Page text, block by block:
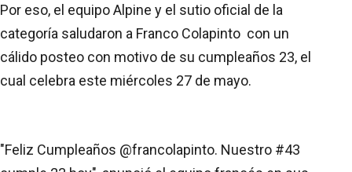
Por eso, el equipo Alpine y el sutio oficial de la
categoría saludaron a Franco Colapinto con un
cálido posteo con motivo de su cumpleaños 23, el
cual celebra este miércoles 27 de mayo.
"Feliz Cumpleaños @francolapinto. Nuestro #43